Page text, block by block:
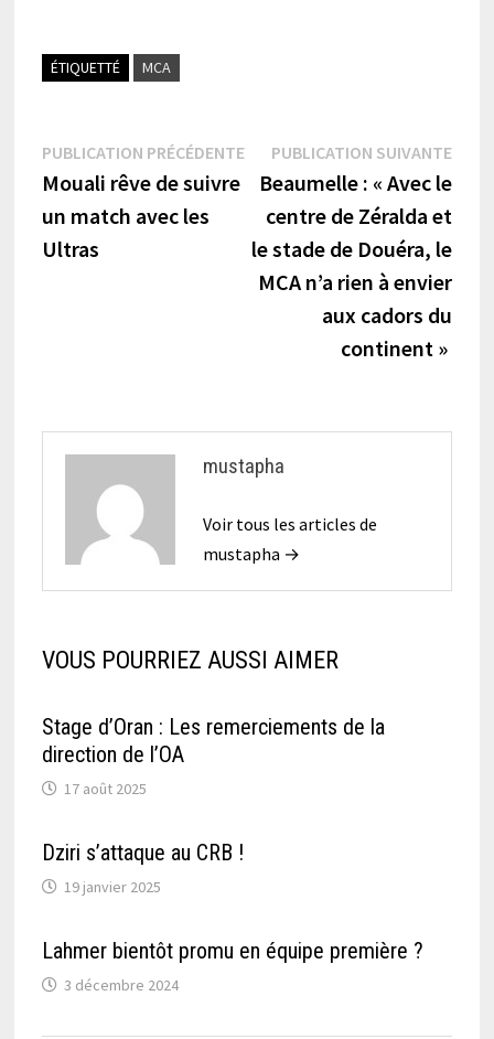
ÉTIQUETTÉ MCA
Navigation
de
l’article
PUBLICATION PRÉCÉDENTEPublication
précédente :
Mouali rêve de suivre
un match avec les
Ultras
PUBLICATION SUIVANTE
Beaumelle : « Avec le
centre de Zéralda et
le stade de Douéra, le
MCA n’a rien à envier
aux cadors du
continent »
mustapha
Voir tous les articles de
mustapha →
VOUS POURRIEZ AUSSI AIMER
Stage d’Oran : Les remerciements de la
direction de l’OA
17 août 2025
Dziri s’attaque au CRB !
19 janvier 2025
Lahmer bientôt promu en équipe première ?
3 décembre 2024